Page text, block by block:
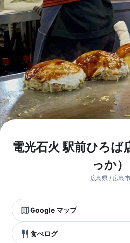
電光石火 駅前ひろば
っか）
広島県 / 広島市
Google マップ
食べログ